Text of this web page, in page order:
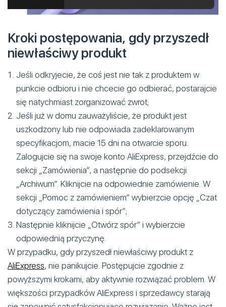
Kroki postępowania, gdy przyszedł
niewłaściwy produkt
Jeśli odkryjecie, że coś jest nie tak z produktem w
punkcie odbioru i nie chcecie go odbierać, postarajcie
się natychmiast zorganizować zwrot;
Jeśli już w domu zauważyliście, że produkt jest
uszkodzony lub nie odpowiada zadeklarowanym
specyfikacjom, macie 15 dni na otwarcie sporu.
Zalogujcie się na swoje konto AliExpress, przejdźcie do
sekcji „Zamówienia”, a następnie do podsekcji
„Archiwum”. Kliknijcie na odpowiednie zamówienie. W
sekcji „Pomoc z zamówieniem” wybierzcie opcję „Czat
dotyczący zamówienia i spór”;
Następnie kliknijcie „Otwórz spór” i wybierzcie
odpowiednią przyczynę.
W przypadku, gdy przyszedł niewłaściwy produkt z
AliExpress, nie panikujcie. Postępujcie zgodnie z
powyższymi krokami, aby aktywnie rozwiązać problem. W
większości przypadków AliExpress i sprzedawcy starają